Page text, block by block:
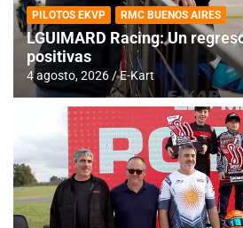
PILOTOS EKVP RMC BUENOS AIRES
LGUIMARD Racing: Un
positivas
4 agosto, 2026 E-Kart